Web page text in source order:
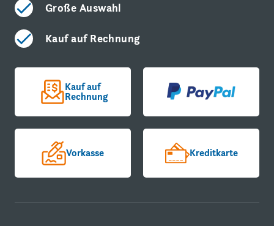
Große Auswahl
Kauf auf Rechnung
Kauf auf
Rechnung
Vorkasse Kreditkarte